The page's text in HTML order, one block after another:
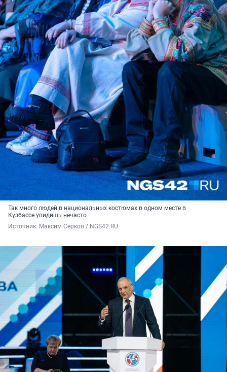
Так много людей в национальных костюмах в одном месте в
Кузбассе увидишь нечасто
Источник: Максим Серков / NGS42.RU